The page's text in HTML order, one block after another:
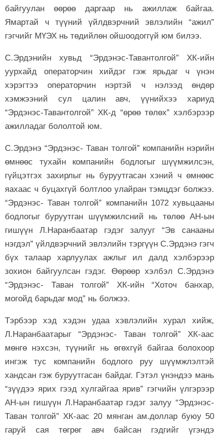
байгуулан өөрөө даргаар нь ажиллаж байгаа.
Ямартай ч түүний үйлдвэрчний эвлэлийн “ажил”
гэгчийг МҮЭХ нь төдийлөн ойшоодоггүй юм билээ.
С.Эрдэнийн хувьд “Эрдэнэс-Тавантолгой” ХК-ийн
уурхайд операторчин хийдэг гэж ярьдаг ч үнэн
хэрэгтээ операторчин нэртэй ч нэлээд өндөр
хэмжээний сул цалин авч, үүнийхээ хариуд
“Эрдэнэс-Тавантолгой” ХК-д “өрөө төлөх” хэлбэрээр
ажилладаг бололтой юм.
С.Эрдэнэ “Эрдэнэс- Таван толгой” компанийн нэрийн
өмнөөс тухайн компанийн бодлогыг шүүмжилсэн,
гүйцэтгэх захирлыг нь буруутгасан хэний ч өмнөөс
яахаас ч буцахгүй болтлоо улайран тэмцдэг болжээ.
“Эрдэнэс- Таван толгой” компанийн 1072 хувьцааны
бодлогыг буруутган шүүмжилсний нь төлөө АН-ын
гишүүн Л.Наранбаатар гэдэг залууг “Эв санааны
нэгдэл” үйлдвэрчний эвлэлийн тэргүүн С.Эрдэнэ гэгч
бүх талаар харлуулах ажлыг ил далд хэлбэрээр
зохион байгуулсан гэдэг. Өөрөөр хэлбэл С.Эрдэнэ
“Эрдэнэс- Таван толгой” ХК-ийн “Хоточ банхар,
могойд барьдаг мод” нь болжээ.
Тэрбээр хэд хэдэн удаа хэвлэлийн хурал хийж,
Л.Наранбаатарыг “Эрдэнэс- Таван толгой” ХК-аас
мөнгө нэхсэн, түүнийг нь өгөхгүй байгаа болохоор
ингэж тус компанийн бодлого руу шүүмжлэлтэй
хандсан гэж буруутгасан байдаг. Гэтэл үнэндээ мань
“зүүдээ ярих гээд хулгайгаа ярив” гэгчийн үлгэрээр
АН-ын гишүүн Л.Наранбаатар гэдэг залуу “Эрдэнэс-
Таван толгой” ХК-аас 20 мянган ам.доллар буюу 50
гаруй сая төгрөг авч байсан гэдгийг үгэндэ